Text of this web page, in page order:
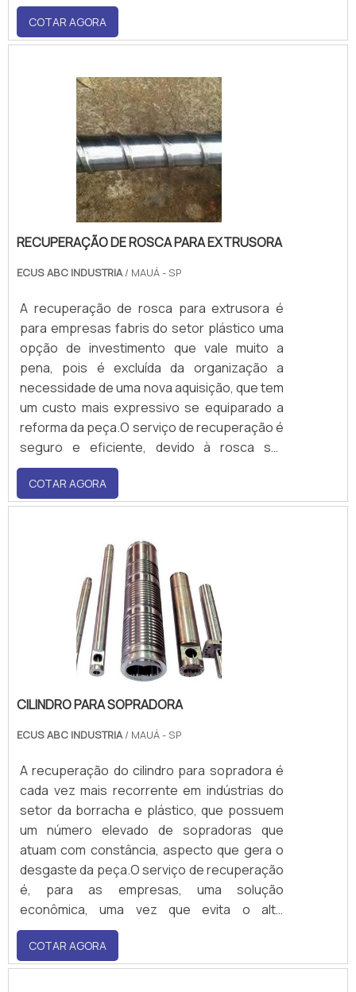
dimensões corretas, optar por uma empresa
especialista na fabricação é essencial para a
segurança operacional, eliminando danos
adicionais sobre a.
COTAR AGORA
RECUPERAÇÃO DE ROSCA PARA EXTRUSORA
ECUS ABC INDUSTRIA/ MAUÁ - SP
A recuperação de rosca para extrusora é
para empresas fabris do setor plástico uma
opção de investimento que vale muito a
pena, pois é excluída da organização a
necessidade de uma nova aquisição, que tem
um custo mais expressivo se equiparado a
reforma da peça.O serviço de recuperação é
seguro e eficiente, devido à rosca ser
submetida a processos por meio de
maquinários sofisticados que contam alta
precisão, devolvendo todos os atributos do
etapas de bruniment.
COTAR AGORA
CILINDRO PARA SOPRADORA
ECUS ABC INDUSTRIA/ MAUÁ - SP
A recuperação do cilindro para sopradora é
cada vez mais recorrente em indústrias do
setor da borracha e plástico, que possuem
um número elevado de sopradoras que
atuam com constância, aspecto que gera o
desgaste da peça.O serviço de recuperação
é, para as empresas, uma solução
econômica, uma vez que evita o alto
investimento em um novo cilindro, resultando
em uma economia substancial, devido à
quantidade de equipamentos.Detalhes deste
COTAR AGORA